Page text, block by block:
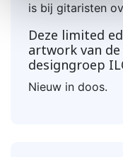
is bij gitaristen
Deze limited
artwork van
designgroep
Nieuw in doos.